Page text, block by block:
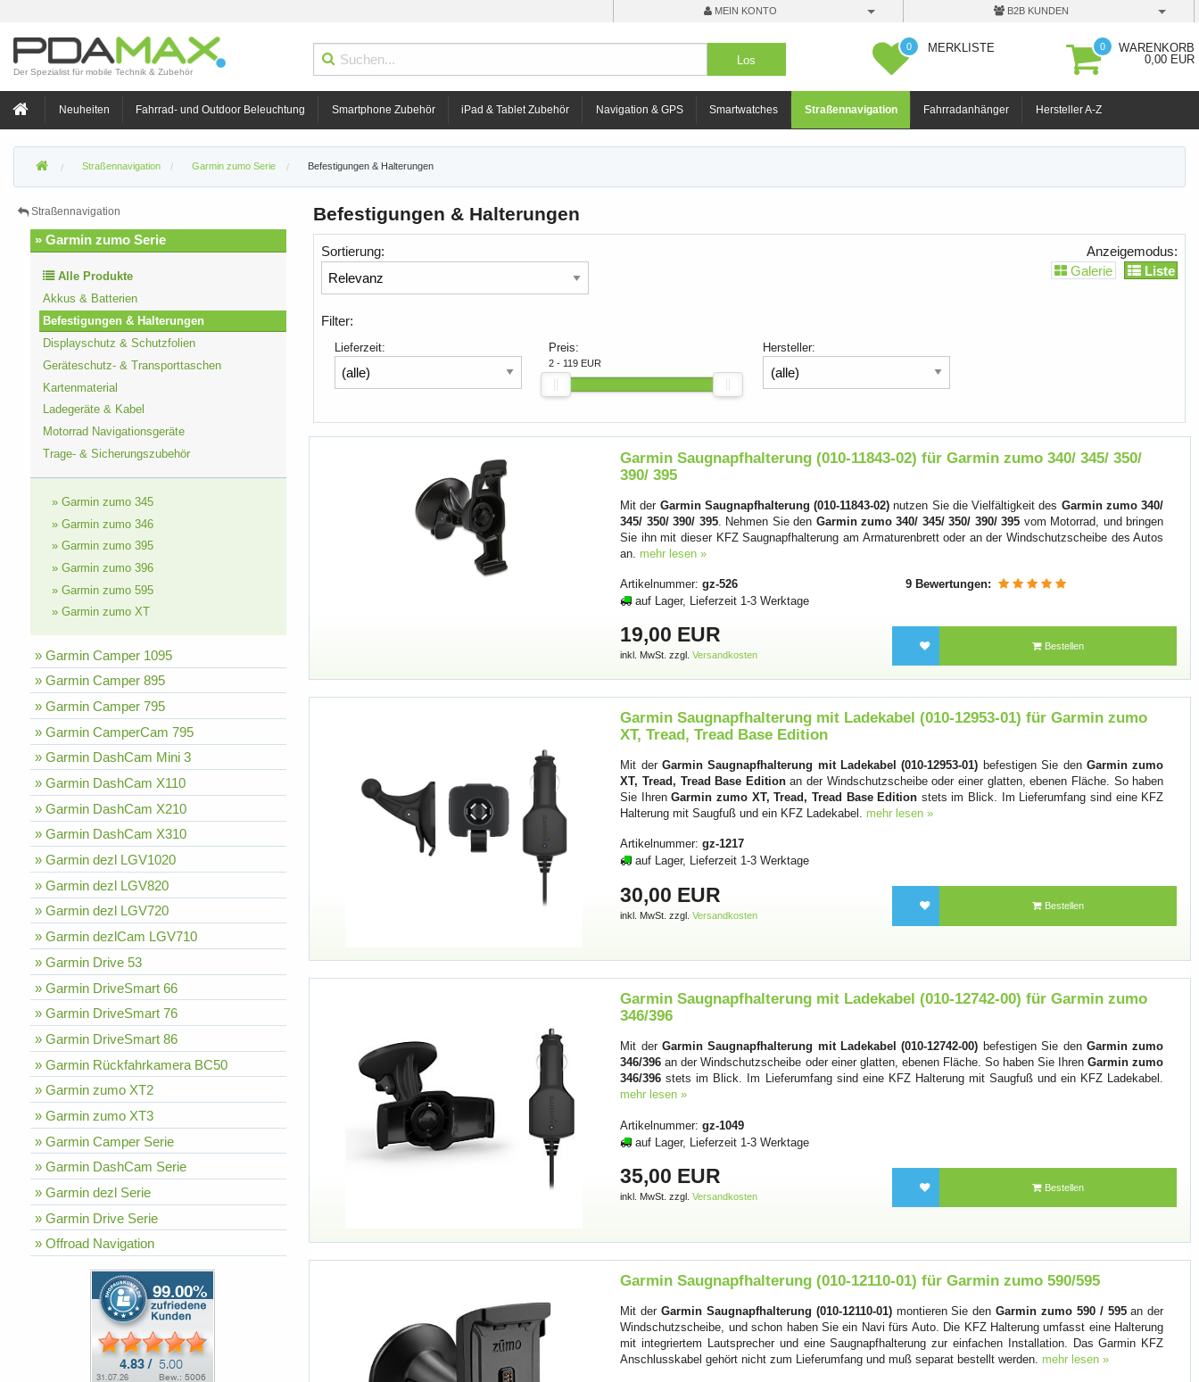
MEIN KONTO B2B KUNDEN
Der Spezialist für mobile Technik & Zubehör
0 MERKLISTE 0
WARENKORB
0,00 EUR
Neuheiten Fahrrad- und Outdoor Beleuchtung Smartphone Zubehör iPad & Tablet Zubehör Navigation & GPS Smartwatches Straßennavigation Fahrradanhänger Hersteller A-Z
Straßennavigation Garmin zumo Serie Befestigungen & Halterungen
Befestigungen & Halterungen
Sortierung:
Anzeigemodus:
Galerie
Liste
Filter:
Lieferzeit: Preis:
2 - 119 EUR
Hersteller:
Garmin Saugnapfhalterung (010-11843-02) für Garmin zumo 340/ 345/ 350/
390/ 395
Mit der Garmin Saugnapfhalterung (010-11843-02) nutzen Sie die Vielfältigkeit des Garmin zumo 340/
345/ 350/ 390/ 395. Nehmen Sie den Garmin zumo 340/ 345/ 350/ 390/ 395 vom Motorrad, und bringen
Sie ihn mit dieser KFZ Saugnapfhalterung am Armaturenbrett oder an der Windschutzscheibe des Autos
an. mehr lesen »
Artikelnummer:gz-526
9 Bewertungen:
auf Lager, Lieferzeit 1-3 Werktage
19,00 EUR
inkl. MwSt. zzgl.Versandkosten
Bestellen
Garmin Saugnapfhalterung mit Ladekabel (010-12953-01) für Garmin zumo
XT, Tread, Tread Base Edition
Mit der Garmin Saugnapfhalterung mit Ladekabel (010-12953-01) befestigen Sie den Garmin zumo
XT, Tread, Tread Base Editionan der Windschutzscheibe oder einer glatten, ebenen Fläche. So haben
Sie IhrenGarmin zumo XT, Tread, Tread Base Edition stets im Blick. Im Lieferumfang sind eine KFZ
Halterung mit Saugfuß und ein KFZ Ladekabel. mehr lesen »
Artikelnummer:gz-1217
auf Lager, Lieferzeit 1-3 Werktage
30,00 EUR
inkl. MwSt. zzgl.Versandkosten
Bestellen
Garmin Saugnapfhalterung mit Ladekabel (010-12742-00) für Garmin zumo
346/396
Mit der Garmin Saugnapfhalterung mit Ladekabel (010-12742-00) befestigen Sie den Garmin zumo
346/396 an der Windschutzscheibe oder einer glatten, ebenen Fläche. So haben Sie IhrenGarmin zumo
346/396 stets im Blick. Im Lieferumfang sind eine KFZ Halterung mit Saugfuß und ein KFZ Ladekabel.
mehr lesen »
Artikelnummer:gz-1049
auf Lager, Lieferzeit 1-3 Werktage
35,00 EUR
inkl. MwSt. zzgl.Versandkosten
Bestellen
Garmin Saugnapfhalterung (010-12110-01) für Garmin zumo 590/595
Mit der Garmin Saugnapfhalterung (010-12110-01)montieren Sie denGarmin zumo 590 / 595an der
Windschutzscheibe, und schon haben Sie ein Navi fürs Auto. Die KFZ Halterung umfasst eine Halterung
mit integriertem Lautsprecher und eine Saugnapfhalterung zur einfachen Installation. Das Garmin KFZ
Anschlusskabel gehört nicht zum Lieferumfang und muß separat bestellt werden. mehr lesen »
Straßennavigation
» Garmin zumo Serie
Alle Produkte
Akkus & Batterien
Befestigungen & Halterungen
Displayschutz & Schutzfolien
Geräteschutz- & Transporttaschen
Kartenmaterial
Ladegeräte & Kabel
Motorrad Navigationsgeräte
Trage- & Sicherungszubehör
» Garmin zumo 345
» Garmin zumo 346
» Garmin zumo 395
» Garmin zumo 396
» Garmin zumo 595
» Garmin zumo XT
» Garmin Camper 1095
» Garmin Camper 895
» Garmin Camper 795
» Garmin CamperCam 795
» Garmin DashCam Mini 3
» Garmin DashCam X110
» Garmin DashCam X210
» Garmin DashCam X310
» Garmin dezl LGV1020
» Garmin dezl LGV820
» Garmin dezl LGV720
» Garmin dezlCam LGV710
» Garmin Drive 53
» Garmin DriveSmart 66
» Garmin DriveSmart 76
» Garmin DriveSmart 86
» Garmin Rückfahrkamera BC50
» Garmin zumo XT2
» Garmin zumo XT3
» Garmin Camper Serie
» Garmin DashCam Serie
» Garmin dezl Serie
» Garmin Drive Serie
» Offroad Navigation